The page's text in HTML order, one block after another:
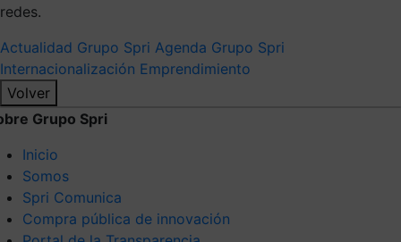
redes.
Actualidad Grupo Spri Agenda Grupo Spri
Internacionalización Emprendimiento
Volver
Grupo Spri
Inicio
Somos
Spri Comunica
Compra pública de innovación